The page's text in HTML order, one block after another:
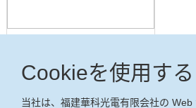
Cookieを使用する
当社は、福建華科光電有限会社の Web